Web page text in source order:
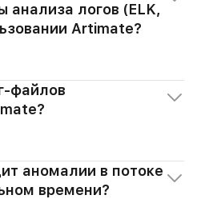
анализа логов (ELK,
Artimate?
файлов
аномалии в потоке
времени?